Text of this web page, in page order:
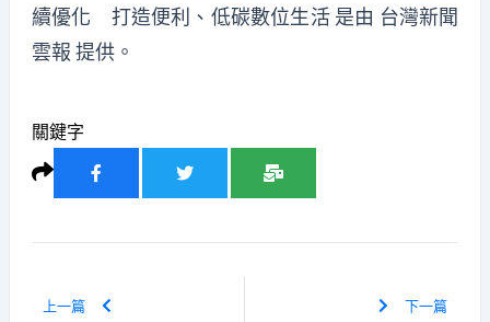
續優化 打造便利、低碳數位生活是由 台灣新聞
雲報 提供。
關鍵字
上一篇 下一篇